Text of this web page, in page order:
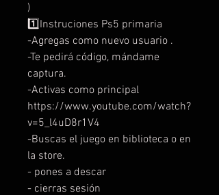
)
1️⃣Instruciones Ps5 primaria
-Agregas como nuevo usuario .
-Te pedirá código, mándame
captura.
-Activas como principal
https://www.youtube.com/watch?
v=5_l4uD8r1V4
-Buscas el juego en biblioteca o en
la store.
- pones a descar
- cierras sesión